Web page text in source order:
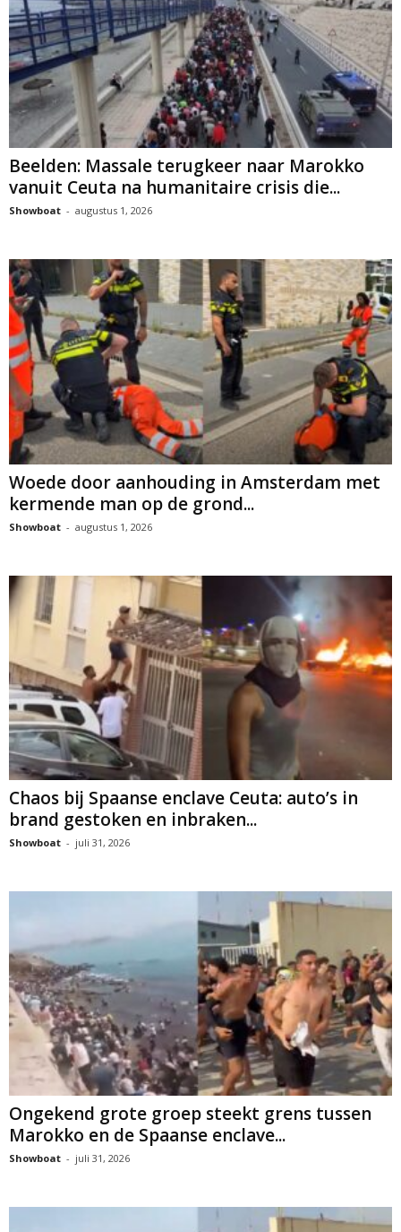
Beelden: Massale terugkeer naar Marokko
vanuit Ceuta na humanitaire crisis die...
Showboat - augustus 1, 2026
Woede door aanhouding in Amsterdam met
kermende man op de grond...
Showboat - augustus 1, 2026
Chaos bij Spaanse enclave Ceuta: auto’s in
brand gestoken en inbraken...
Showboat - juli 31, 2026
Ongekend grote groep steekt grens tussen
Marokko en de Spaanse enclave...
Showboat - juli 31, 2026